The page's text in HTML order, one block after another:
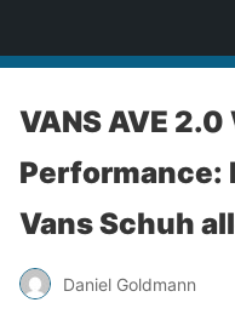
VANS AVE 2.0
Performance:
Vans Schuh
Daniel Goldmann